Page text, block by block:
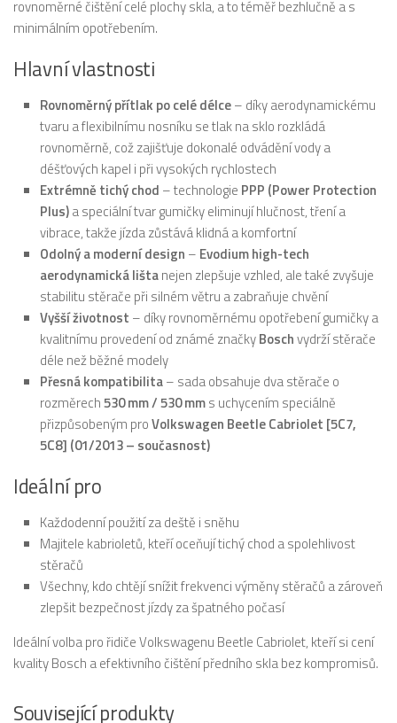
rovnoměrné čištění celé plochy skla, a to téměř bezhlučně a s
minimálním opotřebením.
Hlavní vlastnosti
Rovnoměrný přítlak po celé délce– díky aerodynamickému
tvaru a flexibilnímu nosníku se tlak na sklo rozkládá
rovnoměrně, což zajišťuje dokonalé odvádění vody a
déšťových kapel i při vysokých rychlostech
Extrémně tichý chod – technologie PPP (Power Protection
Plus)a speciální tvar gumičky eliminují hlučnost, tření a
vibrace, takže jízda zůstává klidná a komfortní
Odolný a moderní design – Evodium high-tech
aerodynamická lištanejen zlepšuje vzhled, ale také zvyšuje
stabilitu stěrače při silném větru a zabraňuje chvění
Vyšší životnost – díky rovnoměrnému opotřebení gumičky a
kvalitnímu provedení od známé značkyBoschvydrží stěrače
déle než běžné modely
Přesná kompatibilita– sada obsahuje dva stěrače o
rozměrech530 mm / 530 mms uchycením speciálně
přizpůsobeným proVolkswagen Beetle Cabriolet [5C7,
5C8] (01/2013 – současnost)
Ideální pro
Každodenní použití za deště i sněhu
Majitele kabrioletů, kteří oceňují tichý chod a spolehlivost
stěračů
Všechny, kdo chtějí snížit frekvenci výměny stěračů a zároveň
zlepšit bezpečnost jízdy za špatného počasí
Ideální volba pro řidiče Volkswagenu Beetle Cabriolet, kteří si cení
kvality Bosch a efektivního čištění předního skla bez kompromisů.
Související produkty